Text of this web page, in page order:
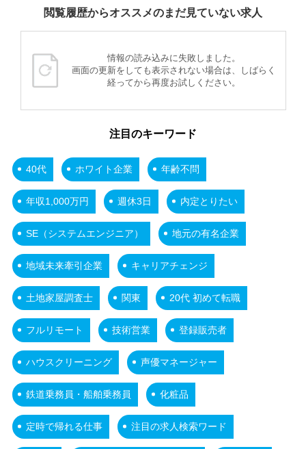
閲覧履歴からオススメのまだ見ていない求人
情報の読み込みに失敗しました。
画面の更新をしても表示されない場合は、しばらく
経ってから再度お試しください。
注目のキーワード
40代 ホワイト企業 年齢不問
年収1,000万円 週休3日 内定とりたい
SE（システムエンジニア） 地元の有名企業
地域未来牽引企業 キャリアチェンジ
土地家屋調査士 関東 20代 初めて転職
フルリモート 技術営業 登録販売者
ハウスクリーニング 声優マネージャー
鉄道乗務員・船舶乗務員 化粧品
定時で帰れる仕事 注目の求人検索ワード